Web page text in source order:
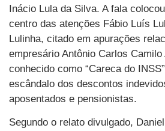
Inácio Lula da Silva. A fala
centro das atenções Fábio Luís
Lulinha, citado em apurações
empresário Antônio Carlos Camilo
conhecido como “Careca do
escândalo dos descontos
aposentados e pensionistas.
Segundo o relato divulgado,